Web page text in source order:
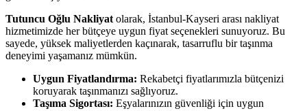
Tutuncu Oğlu Nakliyat olarak, İstanbul-Kayseri arası nakliyat
hizmetimizde her bütçeye uygun fiyat seçenekleri sunuyoruz. Bu
sayede, yüksek maliyetlerden kaçınarak, tasarruflu bir taşınma
deneyimi yaşamanız mümkün.
Uygun Fiyatlandırma: Rekabetçi fiyatlarımızla bütçenizi
koruyarak taşınmanızı sağlıyoruz.
Taşıma Sigortası: Eşyalarınızın güvenliği için uygun